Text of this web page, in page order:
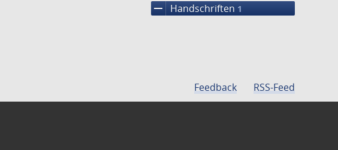
remove Handschriften 1
Feedback RSS-Feed